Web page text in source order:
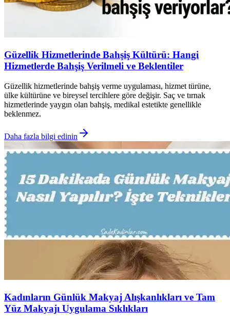
Güzellik Hizmetlerinde Bahşiş Kültürü: Hangi
Hizmetlerde Bahşiş Verilmeli ve Beklentiler
Güzellik hizmetlerinde bahşiş verme uygulaması, hizmet türüne,
ülke kültürüne ve bireysel tercihlere göre değişir. Saç ve tırnak
hizmetlerinde yaygın olan bahşiş, medikal estetikte genellikle
beklenmez.
Daha fazla bilgi edinin
Kadınların Günlük Makyaj Alışkanlıkları ve Tam
Yüz Makyajı Uygulama Sıklıkları